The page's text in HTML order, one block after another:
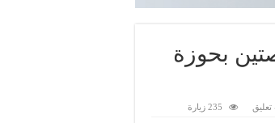
بحوزة
235 زيارة